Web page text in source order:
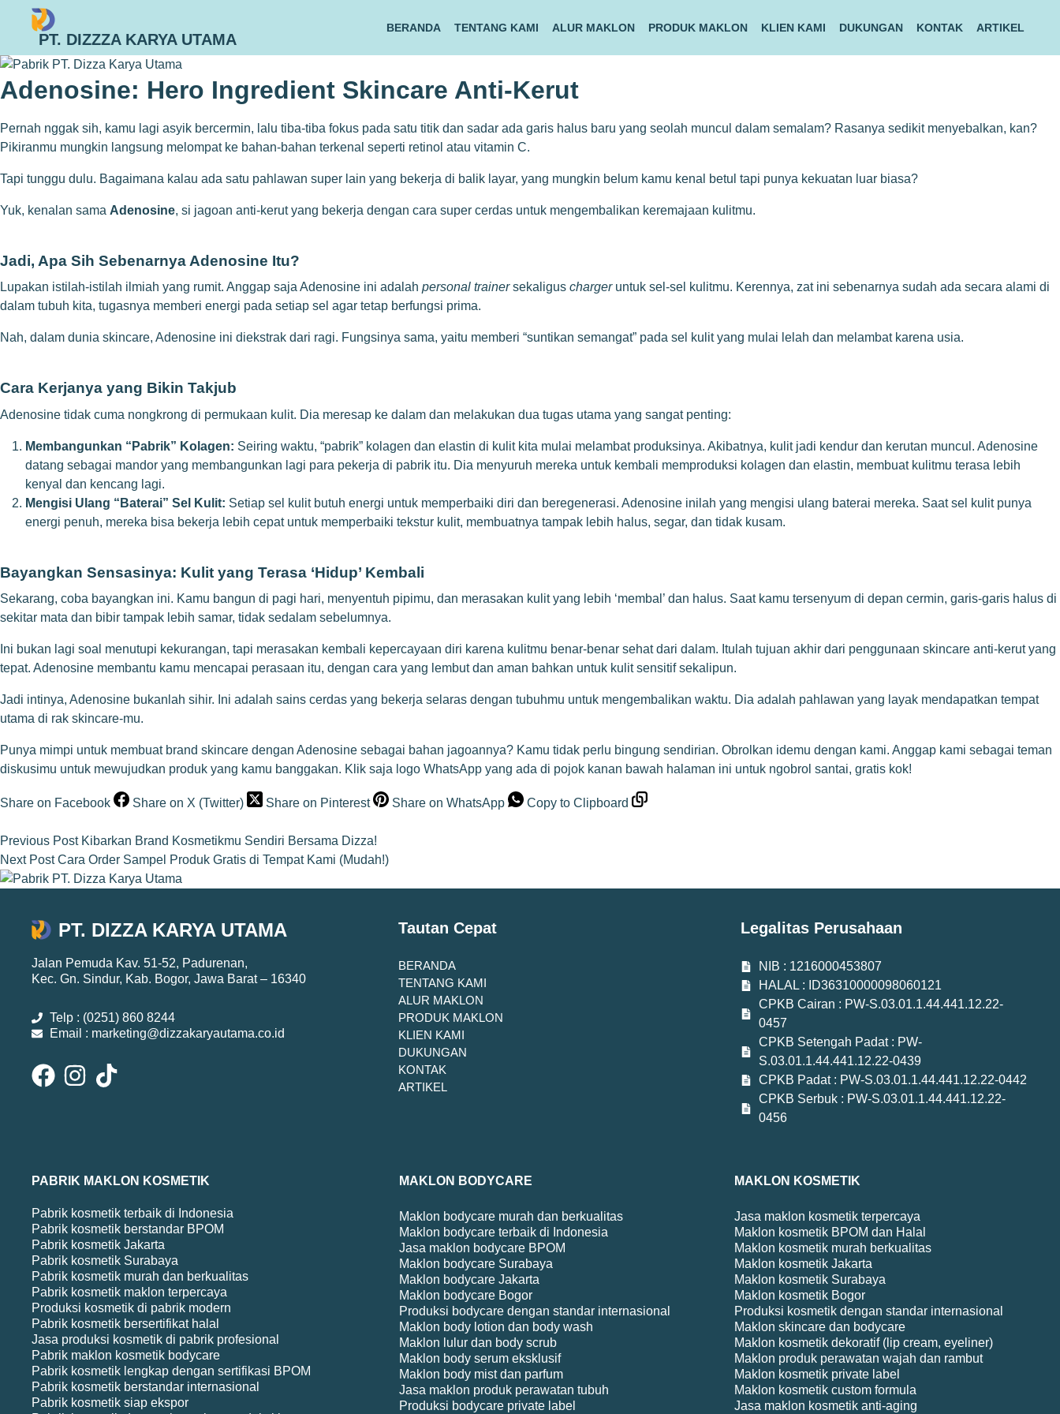
PT. DIZZZA KARYA UTAMA
BERANDA TENTANG KAMI ALUR MAKLON PRODUK MAKLON KLIEN KAMI DUKUNGAN KONTAK ARTIKEL
Adenosine: Hero Ingredient Skincare Anti-Kerut
Pernah nggak sih, kamu lagi asyik bercermin, lalu tiba-tiba fokus pada satu titik dan sadar ada garis halus baru yang seolah muncul dalam semalam? Rasanya sedikit menyebalkan, kan?
Pikiranmu mungkin langsung melompat ke bahan-bahan terkenal seperti retinol atau vitamin C.
Tapi tunggu dulu. Bagaimana kalau ada satu pahlawan super lain yang bekerja di balik layar, yang mungkin belum kamu kenal betul tapi punya kekuatan luar biasa?
Yuk, kenalan sama Adenosine, si jagoan anti-kerut yang bekerja dengan cara super cerdas untuk mengembalikan keremajaan kulitmu.
Jadi, Apa Sih Sebenarnya Adenosine Itu?
Lupakan istilah-istilah ilmiah yang rumit. Anggap saja Adenosine ini adalah personal trainersekaligus chargeruntuk sel-sel kulitmu. Kerennya, zat ini sebenarnya sudah ada secara alami di
dalam tubuh kita, tugasnya memberi energi pada setiap sel agar tetap berfungsi prima.
Nah, dalam dunia skincare, Adenosine ini diekstrak dari ragi. Fungsinya sama, yaitu memberi “suntikan semangat” pada sel kulit yang mulai lelah dan melambat karena usia.
Cara Kerjanya yang Bikin Takjub
Adenosine tidak cuma nongkrong di permukaan kulit. Dia meresap ke dalam dan melakukan dua tugas utama yang sangat penting:
Membangunkan “Pabrik” Kolagen: Seiring waktu, “pabrik” kolagen dan elastin di kulit kita mulai melambat produksinya. Akibatnya, kulit jadi kendur dan kerutan muncul. Adenosine
datang sebagai mandor yang membangunkan lagi para pekerja di pabrik itu. Dia menyuruh mereka untuk kembali memproduksi kolagen dan elastin, membuat kulitmu terasa lebih
kenyal dan kencang lagi.
Mengisi Ulang “Baterai” Sel Kulit: Setiap sel kulit butuh energi untuk memperbaiki diri dan beregenerasi. Adenosine inilah yang mengisi ulang baterai mereka. Saat sel kulit punya
energi penuh, mereka bisa bekerja lebih cepat untuk memperbaiki tekstur kulit, membuatnya tampak lebih halus, segar, dan tidak kusam.
Bayangkan Sensasinya: Kulit yang Terasa ‘Hidup’ Kembali
Sekarang, coba bayangkan ini. Kamu bangun di pagi hari, menyentuh pipimu, dan merasakan kulit yang lebih ‘membal’ dan halus. Saat kamu tersenyum di depan cermin, garis-garis halus di
sekitar mata dan bibir tampak lebih samar, tidak sedalam sebelumnya.
Ini bukan lagi soal menutupi kekurangan, tapi merasakan kembali kepercayaan diri karena kulitmu benar-benar sehat dari dalam. Itulah tujuan akhir dari penggunaan skincare anti-kerutyang
tepat. Adenosine membantu kamu mencapai perasaan itu, dengan cara yang lembut dan aman bahkan untuk kulit sensitif sekalipun.
Jadi intinya, Adenosine bukanlah sihir. Ini adalah sains cerdas yang bekerja selaras dengan tubuhmu untuk mengembalikan waktu. Dia adalah pahlawan yang layak mendapatkan tempat
utama di rak skincare-mu.
Punya mimpi untuk membuat brand skincare dengan Adenosine sebagai bahan jagoannya? Kamu tidak perlu bingung sendirian. Obrolkan idemu dengan kami. Anggap kami sebagai teman
diskusimu untuk mewujudkan produk yang kamu banggakan. Klik saja logo WhatsApp yang ada di pojok kanan bawah halaman ini untuk ngobrol santai, gratis kok!
Share on Facebook Share on X (Twitter) Share on Pinterest Share on WhatsApp Copy to Clipboard
Previous Post Kibarkan Brand Kosmetikmu Sendiri Bersama Dizza!
Next Post Cara Order Sampel Produk Gratis di Tempat Kami (Mudah!)
PT. DIZZA KARYA UTAMA
Jalan Pemuda Kav. 51-52, Padurenan,
Kec. Gn. Sindur, Kab. Bogor, Jawa Barat – 16340
Telp : (0251) 860 8244
Email : marketing@dizzakaryautama.co.id
Tautan Cepat
BERANDA
TENTANG KAMI
ALUR MAKLON
PRODUK MAKLON
KLIEN KAMI
DUKUNGAN
KONTAK
ARTIKEL
Legalitas Perusahaan
NIB : 1216000453807
HALAL : ID36310000098060121
CPKB Cairan : PW-S.03.01.1.44.441.12.22-
0457
CPKB Setengah Padat : PW-
S.03.01.1.44.441.12.22-0439
CPKB Padat : PW-S.03.01.1.44.441.12.22-0442
CPKB Serbuk : PW-S.03.01.1.44.441.12.22-
0456
PABRIK MAKLON KOSMETIK
Pabrik kosmetik terbaik di Indonesia
Pabrik kosmetik berstandar BPOM
Pabrik kosmetik Jakarta
Pabrik kosmetik Surabaya
Pabrik kosmetik murah dan berkualitas
Pabrik kosmetik maklon terpercaya
Produksi kosmetik di pabrik modern
Pabrik kosmetik bersertifikat halal
Jasa produksi kosmetik di pabrik profesional
Pabrik maklon kosmetik bodycare
Pabrik kosmetik lengkap dengan sertifikasi BPOM
Pabrik kosmetik berstandar internasional
Pabrik kosmetik siap ekspor
MAKLON BODYCARE
Maklon bodycare murah dan berkualitas
Maklon bodycare terbaik di Indonesia
Jasa maklon bodycare BPOM
Maklon bodycare Surabaya
Maklon bodycare Jakarta
Maklon bodycare Bogor
Produksi bodycare dengan standar internasional
Maklon body lotion dan body wash
Maklon lulur dan body scrub
Maklon body serum eksklusif
Maklon body mist dan parfum
Jasa maklon produk perawatan tubuh
Produksi bodycare private label
MAKLON KOSMETIK
Jasa maklon kosmetik terpercaya
Maklon kosmetik BPOM dan Halal
Maklon kosmetik murah berkualitas
Maklon kosmetik Jakarta
Maklon kosmetik Surabaya
Maklon kosmetik Bogor
Produksi kosmetik dengan standar internasional
Maklon skincare dan bodycare
Maklon kosmetik dekoratif (lip cream, eyeliner)
Maklon produk perawatan wajah dan rambut
Maklon kosmetik private label
Maklon kosmetik custom formula
Jasa maklon kosmetik anti-aging